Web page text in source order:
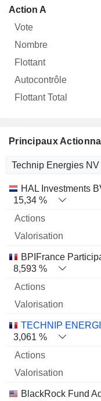
Action A
Principaux
Nom Actions %
HAL Investments
15,34 %
BPIFrance
8,593 %
TECHNIP
3,061 %
BlackRock Fund